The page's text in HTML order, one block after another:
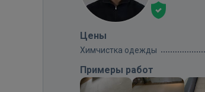
Цены
Химчистка одежды
Примеры работ